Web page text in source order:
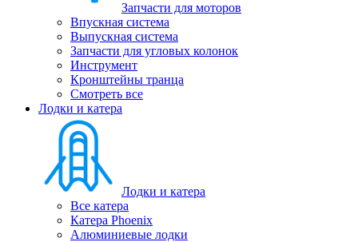
Запчасти для моторов
Впускная система
Выпускная система
Запчасти для угловых колонок
Инструмент
Кронштейны транца
Смотреть все
Лодки и катера
Лодки и катера
Все катера
Катера Phoenix
Алюминиевые лодки